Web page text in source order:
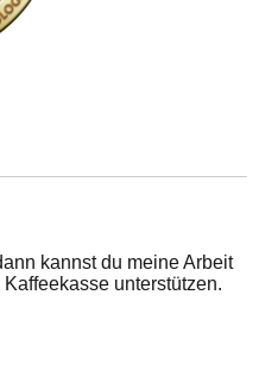
kannst du meine Arbeit
unterstützen.